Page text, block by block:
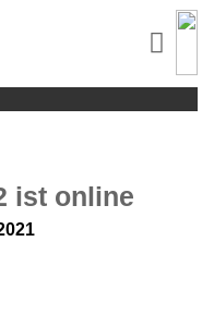
ist online